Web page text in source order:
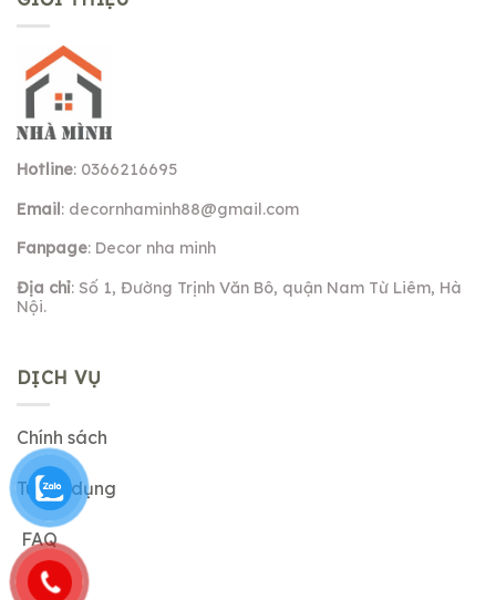
Hotline: 0366216695
Email: decornhaminh88@gmail.com
Fanpage: Decor nha minh
Địa chỉ: Số 1, Đường Trịnh Văn Bô, quận Nam Từ Liêm, Hà
Nội.
DỊCH VỤ
Chính sách
Tuyển dụng
FAQ